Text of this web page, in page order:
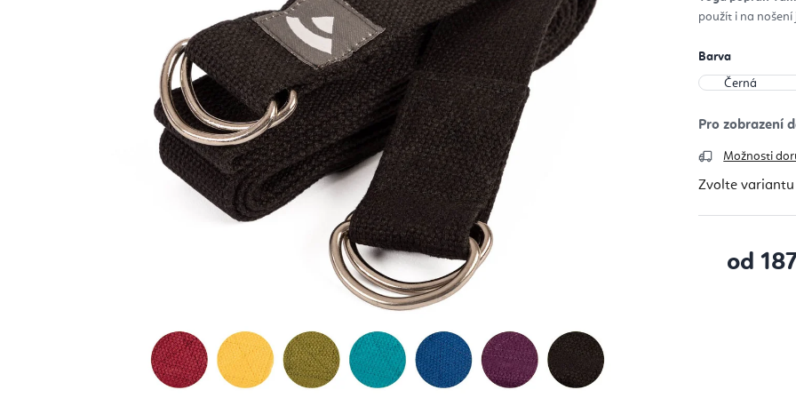
z
5
použít i na nošení
Barva
Možnosti
Zvolte variantu
od